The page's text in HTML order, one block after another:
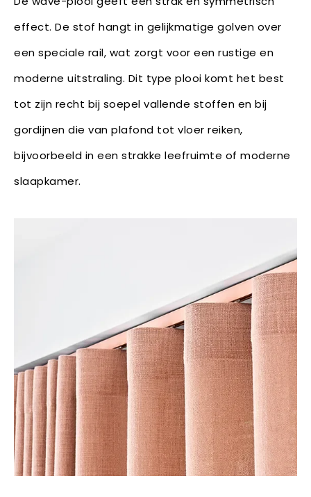
effect. De stof hangt in gelijkmatige golven over
een speciale rail, wat zorgt voor een rustige en
moderne uitstraling. Dit type plooi komt het best
tot zijn recht bij soepel vallende stoffen en bij
gordijnen die van plafond tot vloer reiken,
bijvoorbeeld in een strakke leefruimte of moderne
slaapkamer.